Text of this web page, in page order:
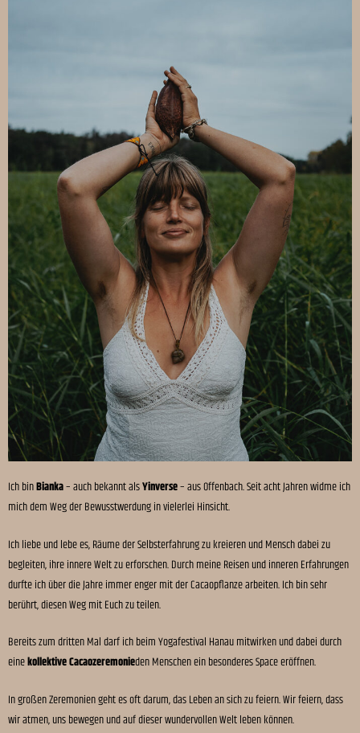
Ich binBianka– auch bekannt alsYinverse– aus Offenbach. Seit acht Jahren widme ich
mich dem Weg der Bewusstwerdung in vielerlei Hinsicht.
Ich liebe und lebe es, Räume der Selbsterfahrung zu kreieren und Mensch dabei zu
begleiten, ihre innere Welt zu erforschen. Durch meine Reisen und inneren Erfahrungen
durfte ich über die Jahre immer enger mit der Cacaopflanze arbeiten. Ich bin sehr
berührt, diesen Weg mit Euch zu teilen.
Bereits zum dritten Mal darf ich beim Yogafestival Hanau mitwirken und dabei durch
einekollektive Cacaozeremonieden Menschen ein besonderes Space eröffnen.
In großen Zeremonien geht es oft darum, das Leben an sich zu feiern. Wir feiern, dass
wir atmen, uns bewegen und auf dieser wundervollen Welt leben können.